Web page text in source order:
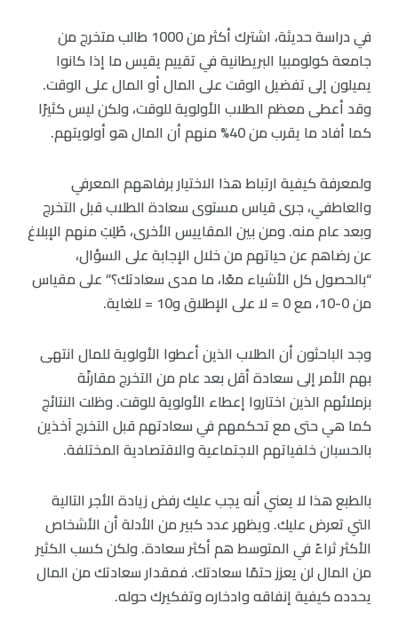
في دراسة حديثة، اشترك أكثر من 1000 طالب متخرج من
جامعة كولومبيا البريطانية في تقييم يقيس ما إذا كانوا
يميلون إلى تفضيل الوقت على المال أو المال على الوقت.
وقد أعطى معظم الطلاب الأولوية للوقت، ولكن ليس كثيرًا
كما أفاد ما يقرب من 40% منهم أن المال هو أولويتهم.
ولمعرفة كيفية ارتباط هذا الاختيار برفاههم المعرفي
والعاطفي، جرى قياس مستوى سعادة الطلاب قبل التخرج
وبعد عام منه. ومن بين المقاييس الأخرى، طُلِبَ منهم الإبلاغ
عن رضاهم عن حياتهم من خلال الإجابة على السؤال،
“بالحصول كل الأشياء معًا، ما مدى سعادتك؟” على مقياس
من 0-10، مع 0 = لا على الإطلاق و10 = للغاية.
وجد الباحثون أن الطلاب الذين أعطوا الأولوية للمال انتهى
بهم الأمر إلى سعادة أقل بعد عام من التخرج مقارنًة
بزملائهم الذين اختاروا إعطاء الأولوية للوقت. وظلت النتائج
كما هي حتى مع تحكمهم في سعادتهم قبل التخرج آخذين
بالحسبان خلفياتهم الاجتماعية والاقتصادية المختلفة.
بالطبع هذا لا يعني أنه يجب عليك رفض زيادة الأجر التالية
التي تعرض عليك. ويظهر عدد كبير من الأدلة أن الأشخاص
الأكثر ثراءً في المتوسط هم أكثر سعادة. ولكن كسب الكثير
من المال لن يعزز حتمًا سعادتك. فمقدار سعادتك من المال
يحدده كيفية إنفاقه وادخاره وتفكيرك حوله.